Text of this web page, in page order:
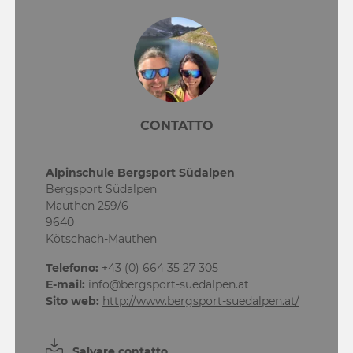
CONTATTO
Alpinschule Bergsport Südalpen
Bergsport Südalpen
Mauthen 259/6
9640
Kötschach-Mauthen
Telefono: +43 (0) 664 35 27 305
E-mail: info@bergsport-suedalpen.at
Sito web: http://www.bergsport-suedalpen.at/